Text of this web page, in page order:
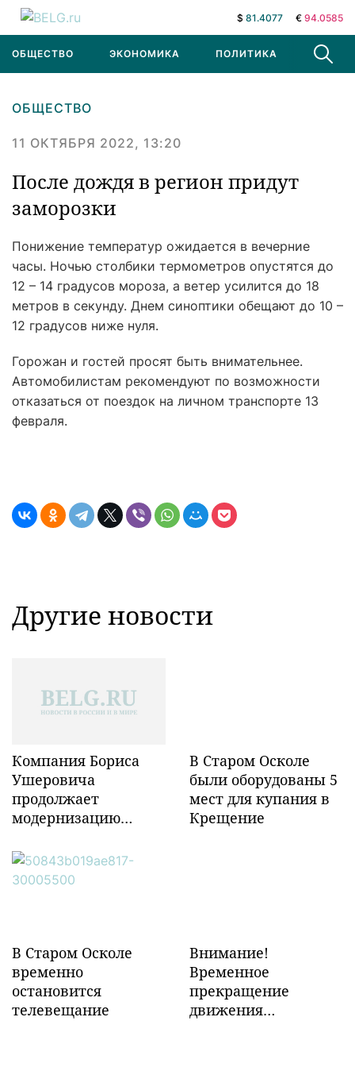
$ 81.4077 € 94.0585
ОБЩЕСТВО ЭКОНОМИКА ПОЛИТИКА В МИРЕ
ОБЩЕСТВО
11 ОКТЯБРЯ 2022, 13:20
После дождя в регион придут
заморозки
Понижение температур ожидается в вечерние
часы. Ночью столбики термометров опустятся до
12 – 14 градусов мороза, а ветер усилится до 18
метров в секунду. Днем синоптики обещают до 10 –
12 градусов ниже нуля.
Горожан и гостей просят быть внимательнее.
Автомобилистам рекомендуют по возможности
отказаться от поездок на личном транспорте 13
февраля.
Другие новости
Компания Бориса
Ушеровича
продолжает
модернизацию
инфраструктуры в
Забайкалье
В Старом Осколе
были оборудованы 5
мест для купания в
Крещение
В Старом Осколе
временно
остановится
телевещание
Внимание!
Временное
прекращение
движения